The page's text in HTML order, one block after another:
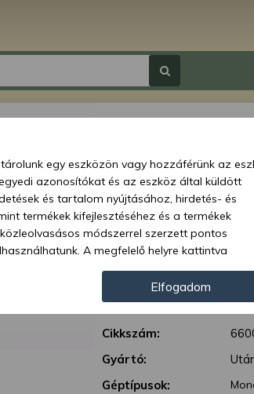
tartó
Ár: 30 844 Ft
13 880 Ft (10
Elérhetőség:
Szállítás:
Szállítási mód:
Garancia:
12
Cikkszám:
Gyártó:
Géptípusok:
egy eszközön vagy hozzáférünk az
azonosítókat és az eszköz által küldött
és tartalom nyújtásához, hirdetés- és
termékek kifejlesztéséhez és a termékek
módszerrel szerzett pontos
A megfelelő helyre kattintva
szerint adatkezelést végezzünk. Másik
előtt részletesebb információkhoz juthat, és
adatainak bizonyos kezeléséhez nem
az ilyen jellegű adatkezelés ellen. A
visszatérve vagy az adatvédelmi
Elfogadom